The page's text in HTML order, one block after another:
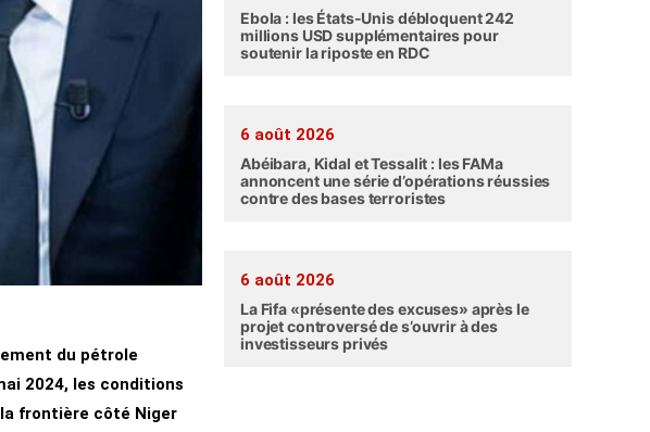
du pétrole
2024, les conditions
frontière côté Niger
Ebola : les États-Unis débloquent 242
millions USD supplémentaires pour
soutenir la riposte en RDC
6 août 2026
Abéibara, Kidal et Tessalit : les FAMa
annoncent une série d’opérations réussies
contre des bases terroristes
6 août 2026
La Fifa «présente des excuses» après le
projet controversé de s’ouvrir à des
investisseurs privés